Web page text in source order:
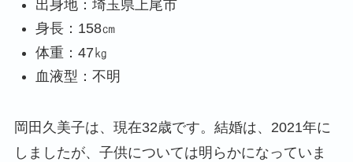
出身地：埼玉県上尾市
身長：158㎝
体重：47㎏
血液型：不明
岡田久美子は、現在32歳です。結婚は、2021年に
しましたが、子供については明らかになっていま